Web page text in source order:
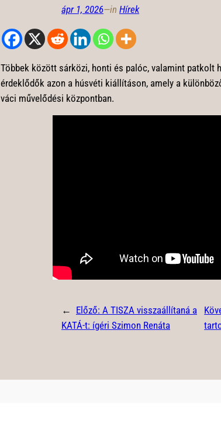
ápr 1, 2026—in Hírek
Többek között sárközi, honti és palóc, valamint patkolt
érdeklődők azon a húsvéti kiállításon, amely a
váci művelődési központban.
← Előző: A TISZA visszaállítaná a
KATÁ-t: ígéri Szimon Renáta